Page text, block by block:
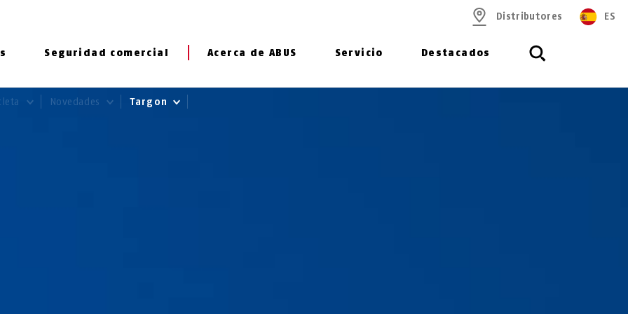
Seguridad comercial Acerca de ABUS Servicio Destacados
Distributores ES
Novedades Targon